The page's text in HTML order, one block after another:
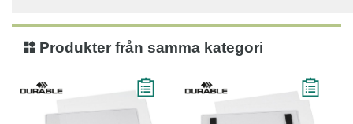
Produkter från samma kategori